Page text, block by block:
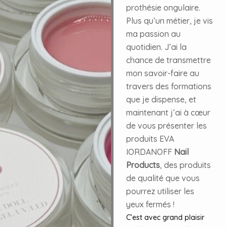
prothésie ongulaire.
Plus qu’un métier, je vis
ma passion au
quotidien. J’ai la
chance de transmettre
mon savoir-faire au
travers des formations
que je dispense, et
maintenant j’ai à cœur
de vous présenter les
produits EVA
IORDANOFF Nail
Products, des produits
de qualité que vous
pourrez utiliser les
yeux fermés !
C’est avec grand plaisir